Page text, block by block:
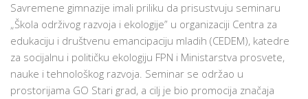
Savremene gimnazije imali priliku da prisustvuju seminaru
„Škola održivog razvoja i ekologije” u organizaciji Centra za
edukaciju i društvenu emancipaciju mladih (CEDEM), katedre
za socijalnu i političku ekologiju FPN i Ministarstva prosvete,
nauke i tehnološkog razvoja. Seminar se održao u
prostorijama GO Stari grad, a cilj je bio promocija značaja